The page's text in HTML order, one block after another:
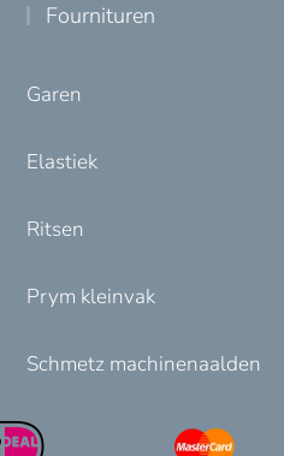
Fournituren
Garen
Elastiek
Ritsen
Prym kleinvak
Schmetz machinenaalden